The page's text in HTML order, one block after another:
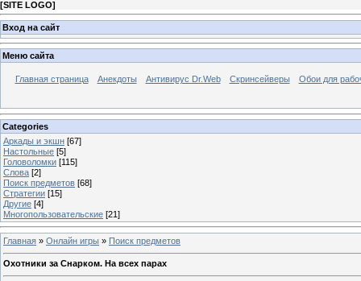
[SITE LOGO]
Вход на сайт
Меню сайта
Главная страница Анекдоты Антивирус Dr.Web Скринсейверы Обои для
Categories
Аркады и экшн [67]
Настольные [5]
Головоломки [115]
Слова [2]
Поиск предметов [68]
Стратегии [15]
Другие [4]
Многопользовательские [21]
Главная » Онлайн игры » Поиск предметов
Охотники за Снарком. На всех парах